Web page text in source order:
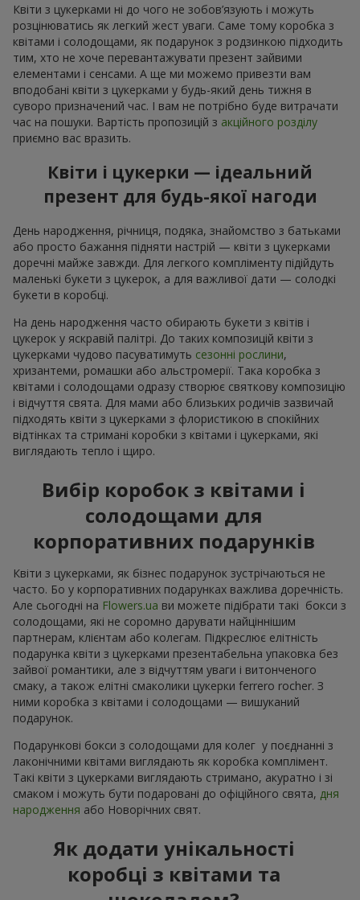
Квіти з цукерками ні до чого не зобов’язують і можуть
розцінюватись як легкий жест уваги. Саме тому коробка з
квітами і солодощами, як подарунок з родзинкою підходить
тим, хто не хоче перевантажувати презент зайвими
елементами і сенсами. А ще ми можемо привезти вам
вподобані квіти з цукерками у будь-який день тижня в
суворо призначений час. І вам не потрібно буде витрачати
час на пошуки. Вартість пропозицій з акційного розділу
приємно вас вразить.
Квіти і цукерки — ідеальний
презент для будь-якої нагоди
День народження, річниця, подяка, знайомство з батьками
або просто бажання підняти настрій — квіти з цукерками
доречні майже завжди. Для легкого компліменту підійдуть
маленькі букети з цукерок, а для важливої дати — солодкі
букети в коробці.
На день народження часто обирають букети з квітів і
цукерок у яскравій палітрі. До таких композицій квіти з
цукерками чудово пасуватимуть сезонні рослини,
хризантеми, ромашки або альстромерії. Така коробка з
квітами і солодощами одразу створює святкову композицію
і відчуття свята. Для мами або близьких родичів зазвичай
підходять квіти з цукерками з флористикою в спокійних
відтінках та стримані коробки з квітами і цукерками, які
виглядають тепло і щиро.
Вибір коробок з квітами і
солодощами для
корпоративних подарунків
Квіти з цукерками, як бізнес подарунок зустрічаються не
часто. Бо у корпоративних подарунках важлива доречність.
Але сьогодні на Flowers.ua ви можете підібрати такі бокси з
солодощами, які не соромно дарувати найціннішим
партнерам, клієнтам або колегам. Підкреслює елітність
подарунка квіти з цукерками презентабельна упаковка без
зайвої романтики, але з відчуттям уваги і витонченого
смаку, а також елітні смаколики цукерки ferrero rocher. З
ними коробка з квітами і солодощами — вишуканий
подарунок.
Подарункові бокси з солодощами для колег у поєднанні з
лаконічними квітами виглядають як коробка комплімент.
Такі квіти з цукерками виглядають стримано, акуратно і зі
смаком і можуть бути подаровані до офіційного свята, дня
народження або Новорічних свят.
Як додати унікальності
коробці з квітами та